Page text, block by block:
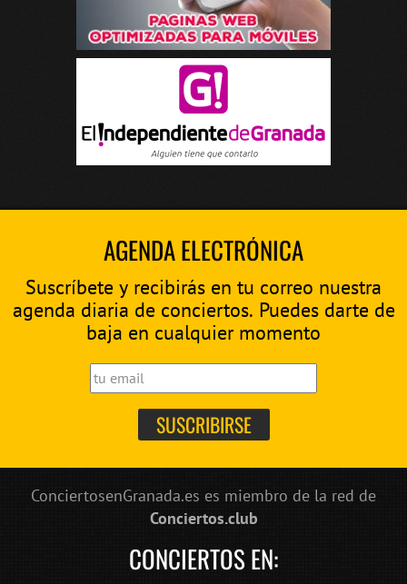
AGENDA ELECTRÓNICA
Suscríbete y recibirás en tu correo nuestra
agenda diaria de conciertos. Puedes darte de
baja en cualquier momento
ConciertosenGranada.es es miembro de la red de
Conciertos.club
CONCIERTOS EN: